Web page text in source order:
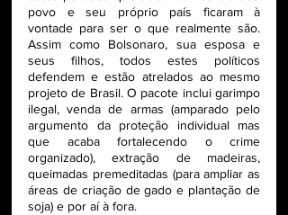
povo e seu próprio país ficaram à
vontade para ser o que realmente são.
Assim como Bolsonaro, sua esposa e
seus filhos, todos estes políticos
defendem e estão atrelados ao mesmo
projeto de Brasil. O pacote inclui garimpo
ilegal, venda de armas (amparado pelo
argumento da proteção individual mas
que acaba fortalecendo o crime
organizado), extração de madeiras,
queimadas premeditadas (para ampliar as
áreas de criação de gado e plantação de
soja) e por aí à fora.